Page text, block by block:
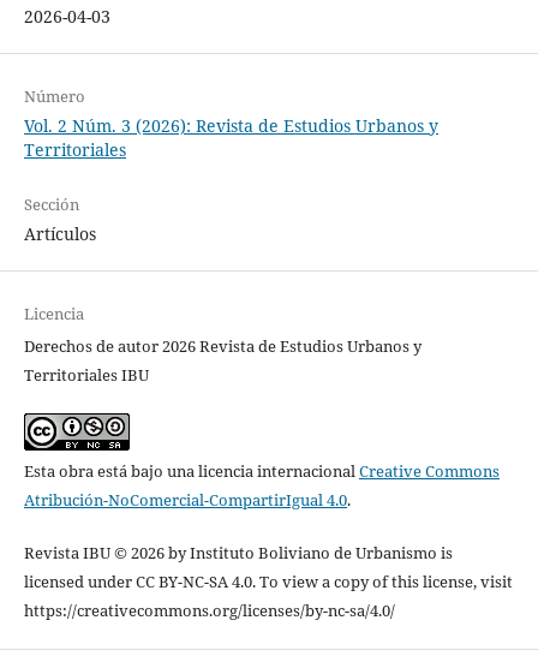
2026-04-03
Número
Vol. 2 Núm. 3 (2026): Revista de Estudios Urbanos y
Territoriales
Sección
Artículos
Licencia
Derechos de autor 2026 Revista de Estudios Urbanos y
Territoriales IBU
Esta obra está bajo una licencia internacionalCreative Commons
Atribución-NoComercial-CompartirIgual 4.0.
Revista IBU © 2026 by Instituto Boliviano de Urbanismo is
licensed under CC BY-NC-SA 4.0. To view a copy of this license, visit
https://creativecommons.org/licenses/by-nc-sa/4.0/